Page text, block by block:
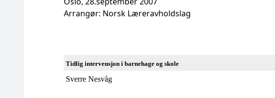
Arrangør: Norsk Læreravholdslag
Tidlig intervensjon i barnehage og skole
Sverre Nesvåg